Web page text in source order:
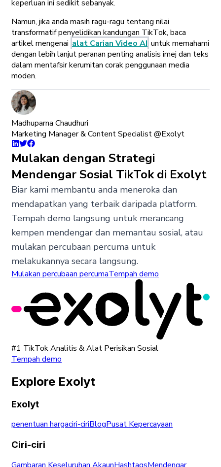
keperluan ini sedikit sebanyak.
Namun, jika anda masih ragu-ragu tentang nilai
transformatif penyelidikan kandungan TikTok, baca
artikel mengenai alat Carian Video AI untuk memahami
dengan lebih lanjut peranan penting analisis imej dan teks
dalam mentafsir kerumitan corak penggunaan media
moden.
Madhuparna Chaudhuri
Marketing Manager & Content Specialist @Exolyt
Mulakan dengan Strategi
Mendengar Sosial TikTok di Exolyt
Biar kami membantu anda meneroka dan
mendapatkan yang terbaik daripada platform.
Tempah demo langsung untuk merancang
kempen mendengar dan memantau sosial, atau
mulakan percubaan percuma untuk
melakukannya secara langsung.
Mulakan percubaan percumaTempah demo
#1 TikTok Analitis & Alat Perisikan Sosial
Tempah demo
Explore Exolyt
Exolyt
penentuan hargaciri-ciriBlogPusat Kepercayaan
Ciri-ciri